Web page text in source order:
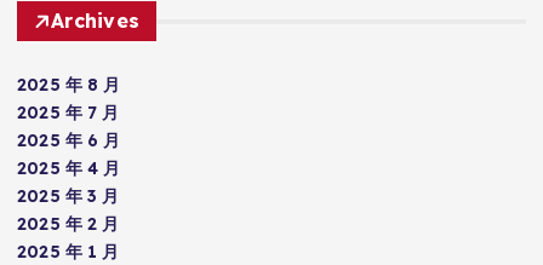
Archives
2025 年 8 月
2025 年 7 月
2025 年 6 月
2025 年 4 月
2025 年 3 月
2025 年 2 月
2025 年 1 月